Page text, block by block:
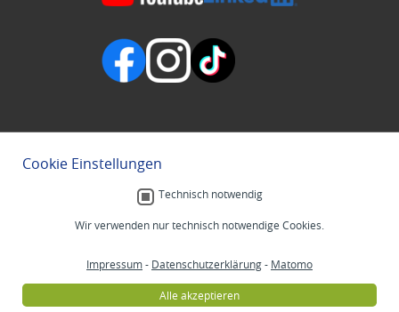
Cookie Einstellungen
Technisch notwendig
Wir verwenden nur technisch notwendige Cookies.
Impressum- Datenschutzerklärung- Matomo
Alle akzeptieren